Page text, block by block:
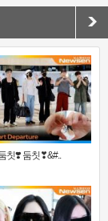
칫❣️ 둠칫❣&#..